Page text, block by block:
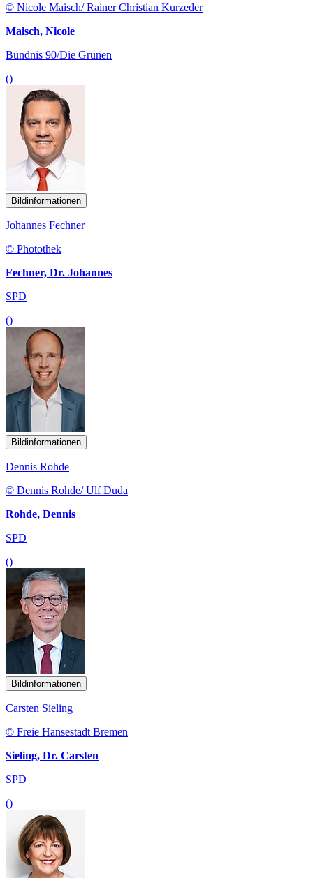
© Nicole Maisch/ Rainer Christian Kurzeder
Maisch, Nicole
Bündnis 90/Die Grünen
()
Bildinformationen
Johannes Fechner
© Photothek
Fechner, Dr. Johannes
SPD
()
Bildinformationen
Dennis Rohde
© Dennis Rohde/ Ulf Duda
Rohde, Dennis
SPD
()
Bildinformationen
Carsten Sieling
© Freie Hansestadt Bremen
Sieling, Dr. Carsten
SPD
()